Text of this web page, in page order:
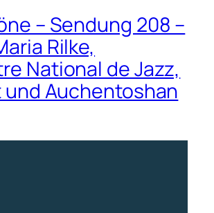
– Sendung 208 –
Rilke,
National de Jazz,
und Auchentoshan